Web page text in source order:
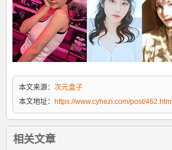
本文来源： 次元盒子
本文地址： https://www.cyhezi.com/post/462.html
相关文章